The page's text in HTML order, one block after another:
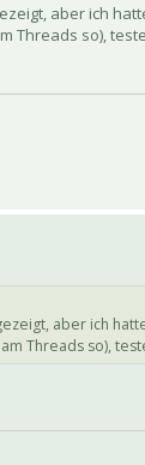
aber ich
Threads so),
aber ich
Threads so),